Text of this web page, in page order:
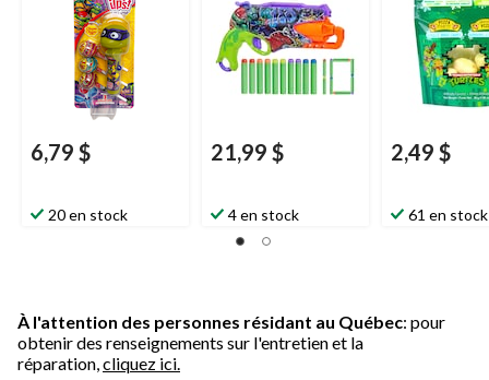
6,79 $
20 en stock
21,99 $
4 en stock
2,49 $
61 en stock
À l'attention des personnes résidant au Québec: pour
obtenir des renseignements sur l'entretien et la
réparation, cliquez ici.